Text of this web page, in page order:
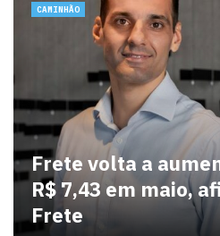
Frete volta a
R$ 7,43 em maio,
Frete
CAMINHÃO